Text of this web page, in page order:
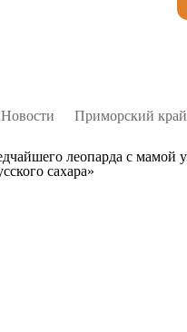
Новости Приморский край